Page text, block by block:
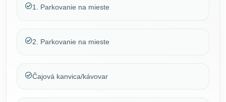
1. Parkovanie na mieste
2. Parkovanie na mieste
Čajová kanvica/kávovar